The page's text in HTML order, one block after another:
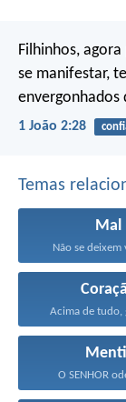
Filhinhos,
se manifestar,
envergonhados
1 João 2:28
Temas
Mal
Não se deixem
Acima de tudo,
O SENHOR